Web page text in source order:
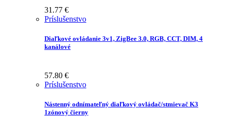
31.77 €
Príslušenstvo
Diaľkové ovládanie 3v1, ZigBee 3.0, RGB, CCT, DIM, 4
kanálové
57.80 €
Príslušenstvo
Nástenný odnímateľný diaľkový ovládač/stmievač K3
1zónový čierny